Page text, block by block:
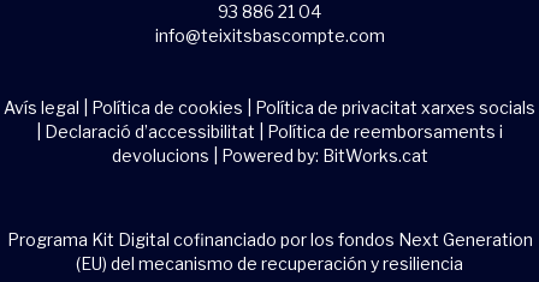
93 886 21 04
info@teixitsbascompte.com
Avís legal Política de cookies
Política de privacitat xarxes socials
Declaració d’accessibilitat
Política de reemborsaments i
devolucions | Powered by: BitWorks.cat
Programa Kit Digital cofinanciado por los fondos Next Generation
(EU) del mecanismo de recuperación y resiliencia